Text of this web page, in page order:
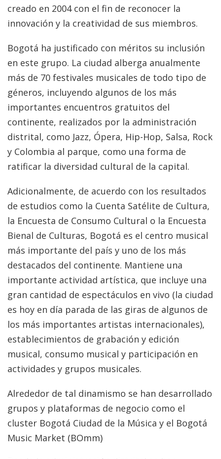
creado en 2004 con el fin de reconocer la
innovación y la creatividad de sus miembros.
Bogotá ha justificado con méritos su inclusión
en este grupo. La ciudad alberga anualmente
más de 70 festivales musicales de todo tipo de
géneros, incluyendo algunos de los más
importantes encuentros gratuitos del
continente, realizados por la administración
distrital, como Jazz, Ópera, Hip-Hop, Salsa, Rock
y Colombia al parque, como una forma de
ratificar la diversidad cultural de la capital.
Adicionalmente, de acuerdo con los resultados
de estudios como la Cuenta Satélite de Cultura,
la Encuesta de Consumo Cultural o la Encuesta
Bienal de Culturas, Bogotá es el centro musical
más importante del país y uno de los más
destacados del continente. Mantiene una
importante actividad artística, que incluye una
gran cantidad de espectáculos en vivo (la ciudad
es hoy en día parada de las giras de algunos de
los más importantes artistas internacionales),
establecimientos de grabación y edición
musical, consumo musical y participación en
actividades y grupos musicales.
Alrededor de tal dinamismo se han desarrollado
grupos y plataformas de negocio como el
cluster Bogotá Ciudad de la Música y el Bogotá
Music Market (BOmm)